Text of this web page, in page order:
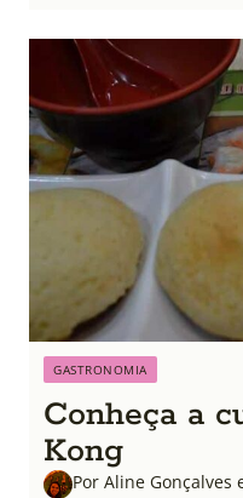
GASTRONOMIA
Conheça a
Kong
Por Aline Gonçalves